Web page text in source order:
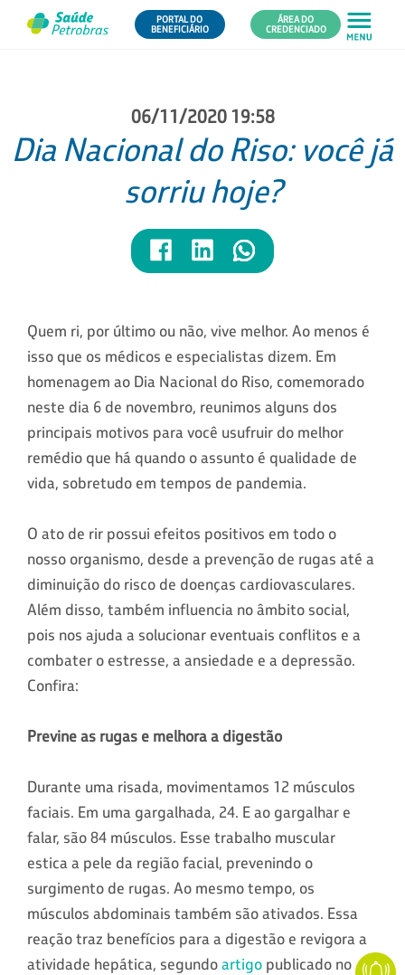
PORTAL DO
BENEFICIÁRIO
ÁREA DO
CREDENCIADO
06/11/2020 19:58
Dia Nacional do Riso: você já
sorriu hoje?
Quem ri, por último ou não, vive melhor. Ao menos é
isso que os médicos e especialistas dizem. Em
homenagem ao Dia Nacional do Riso, comemorado
neste dia 6 de novembro, reunimos alguns dos
principais motivos para você usufruir do melhor
remédio que há quando o assunto é qualidade de
vida, sobretudo em tempos de pandemia.
O ato de rir possui efeitos positivos em todo o
nosso organismo, desde a prevenção de rugas até a
diminuição do risco de doenças cardiovasculares.
Além disso, também influencia no âmbito social,
pois nos ajuda a solucionar eventuais conflitos e a
combater o estresse, a ansiedade e a depressão.
Confira:
Previne as rugas e melhora a digestão
Durante uma risada, movimentamos 12 músculos
faciais. Em uma gargalhada, 24. E ao gargalhar e
falar, são 84 músculos. Esse trabalho muscular
estica a pele da região facial, prevenindo o
surgimento de rugas. Ao mesmo tempo, os
músculos abdominais também são ativados. Essa
reação traz benefícios para a digestão e revigora a
atividade hepática, segundoartigo publicado no